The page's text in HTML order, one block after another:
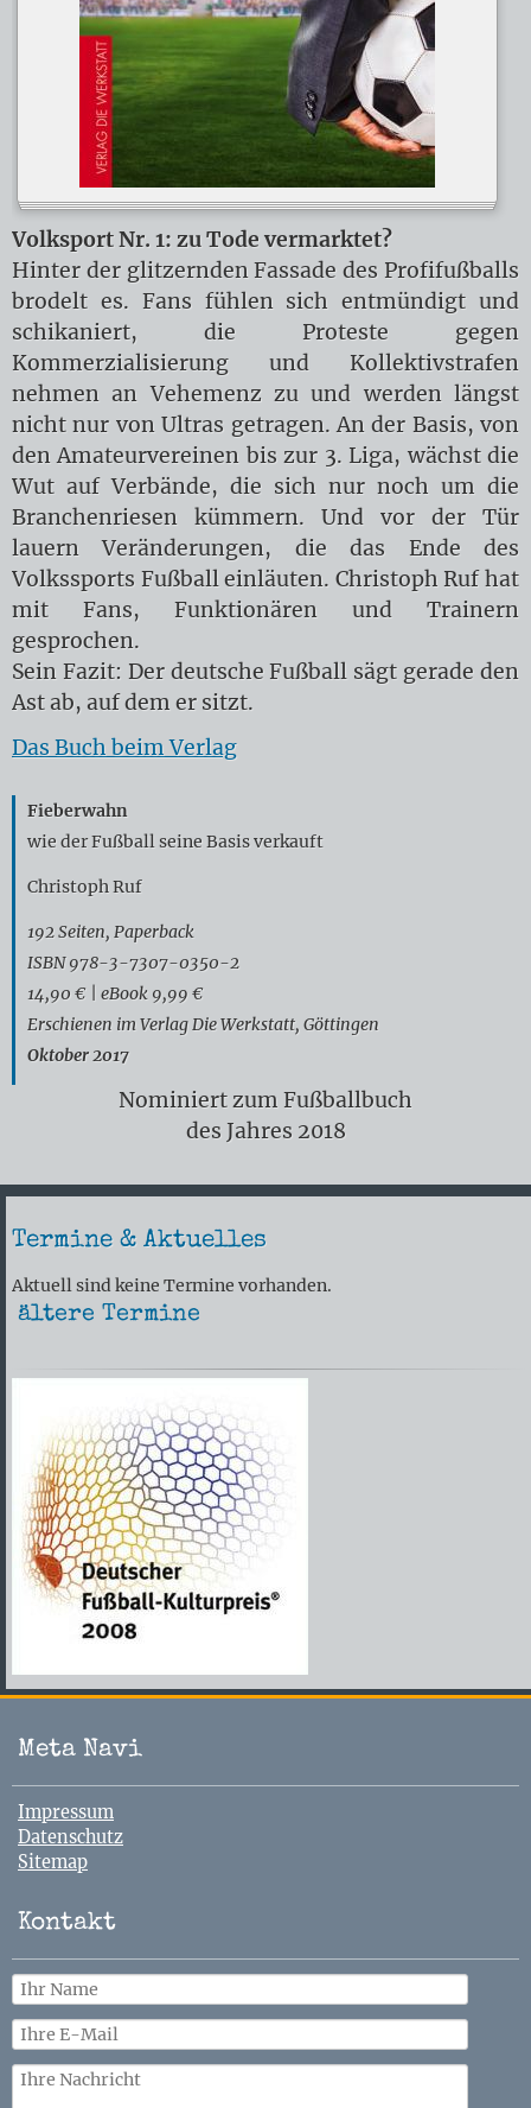
Volksport Nr. 1: zu Tode vermarktet?
Hinter der glitzernden Fassade des Profifußballs
brodelt es. Fans fühlen sich entmündigt und
schikaniert, die Proteste gegen
Kommerzialisierung und Kollektivstrafen
nehmen an Vehemenz zu und werden längst
nicht nur von Ultras getragen. An der Basis, von
den Amateurvereinen bis zur 3. Liga, wächst die
Wut auf Verbände, die sich nur noch um die
Branchenriesen kümmern. Und vor der Tür
lauern Veränderungen, die das Ende des
Volkssports Fußball einläuten. Christoph Ruf hat
mit Fans, Funktionären und Trainern
gesprochen.
Sein Fazit: Der deutsche Fußball sägt gerade den
Ast ab, auf dem er sitzt.
Das Buch beim Verlag
Fieberwahn
wie der Fußball seine Basis verkauft
Christoph Ruf
192 Seiten, Paperback
ISBN 978-3-7307-0350-2
14,90 € | eBook 9,99 €
Erschienen im Verlag Die Werkstatt, Göttingen
Oktober 2017
Nominiert zum Fußballbuch
des Jahres 2018
Termine & Aktuelles
Aktuell sind keine Termine vorhanden.
ältere Termine
Meta Navi
Navigation
überspringen
Impressum
Datenschutz
Sitemap
Kontakt